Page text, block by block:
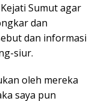
Sumut agar
dan
dan informasi
siur.
oleh mereka
saya pun